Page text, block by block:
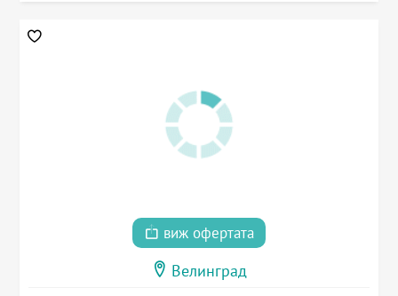
виж офертата
Велинград